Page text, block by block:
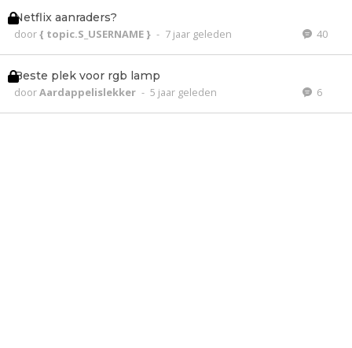
Netflix aanraders?
door{ topic.S_USERNAME } - 7 jaar geleden 40
Beste plek voor rgb lamp
doorAardappelislekker - 5 jaar geleden 6